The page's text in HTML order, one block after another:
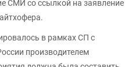
СМИ со ссылкой на заявление
в рамках СП с
производителем